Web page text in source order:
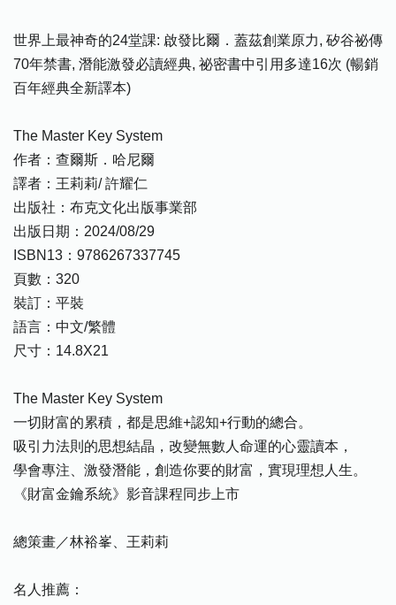
世界上最神奇的24堂課: 啟發比爾．蓋茲創業原力, 矽谷祕傳
70年禁書, 潛能激發必讀經典, 祕密書中引用多達16次 (暢銷
百年經典全新譯本)
The Master Key System
作者：查爾斯．哈尼爾
譯者：王莉莉/ 許耀仁
出版社：布克文化出版事業部
出版日期：2024/08/29
ISBN13：9786267337745
頁數：320
裝訂：平裝
語言：中文/繁體
尺寸：14.8X21
The Master Key System
一切財富的累積，都是思維+認知+行動的總合。
吸引力法則的思想結晶，改變無數人命運的心靈讀本，
學會專注、激發潛能，創造你要的財富，實現理想人生。
《財富金鑰系統》影音課程同步上市
總策畫／林裕峯、王莉莉
名人推薦：